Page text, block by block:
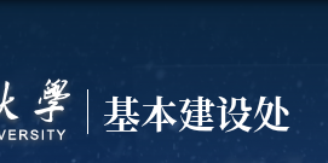
基本建设处